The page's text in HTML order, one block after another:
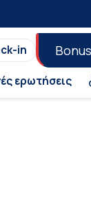
θέση σε
in
ερωτήσεις